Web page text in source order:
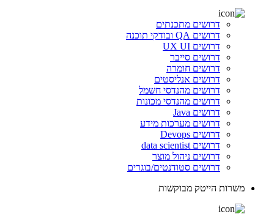
דרושים מתכנתים
דרושים QA ובודקי תוכנה
דרושים UX UI
דרושים סייבר
דרושים חומרה
דרושים אנליסטים
דרושים מהנדסי חשמל
דרושים מהנדסי מכונות
דרושים Java
דרושים מערכות מידע
דרושים Devops
דרושים data scientist
דרושים ניהול מוצר
דרושים סטודנטים/בוגרים
משרות הייטק מבוקשות